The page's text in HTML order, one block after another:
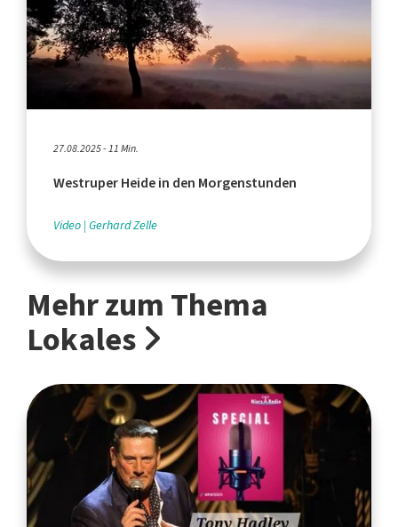
27.08.2025 - 11 Min.
Westruper Heide in den Morgenstunden
Video Gerhard Zelle
Mehr zum Thema
Lokales